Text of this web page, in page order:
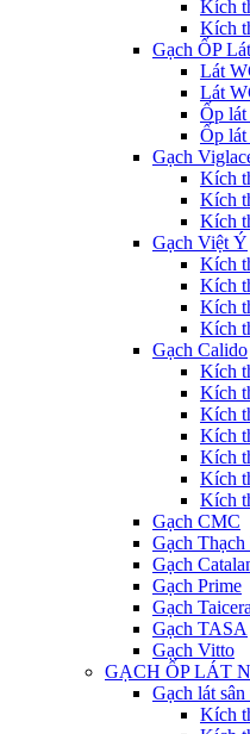
Kích
Kích
Gạch ỐP
Lát
Lát
Ốp
Ốp
Gạch
Kích
Kích
Kích
Gạch Việt Ý
Kích
Kích
Kích
Kích
Gạch Calido
Kích
Kích
Kích
Kích
Kích
Kích
Kích
Gạch CMC
Gạch Thạch
Gạch
Gạch Prime
Gạch Taicera
Gạch TASA
Gạch Vitto
GẠCH ỐP LÁT
Gạch lát
Kích